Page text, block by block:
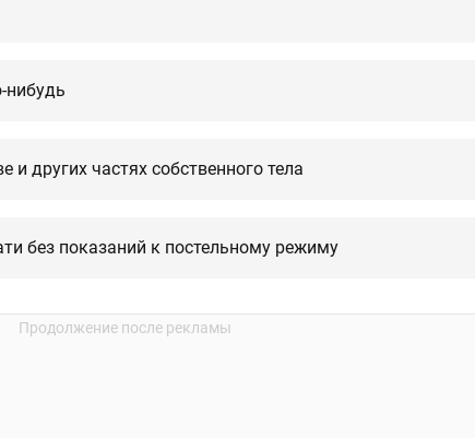
нибудь
и других частях собственного тела
без показаний к постельному режиму